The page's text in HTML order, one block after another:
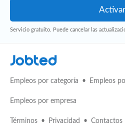
Servicio gratuito. Puede cancelar las
Jobted
Empleos por categoría Empleos
Empleos por empresa
Términos Privacidad Contactos